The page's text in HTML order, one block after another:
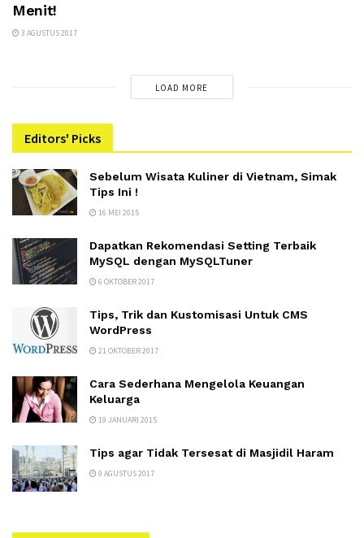
Menit!
3 AGUSTUS 2017
LOAD MORE
Editors' Picks
Sebelum Wisata Kuliner di Vietnam, Simak
Tips Ini !
16 MEI 2015
Dapatkan Rekomendasi Setting Terbaik
MySQL dengan MySQLTuner
6 OKTOBER 2017
Tips, Trik dan Kustomisasi Untuk CMS
WordPress
21 OKTOBER 2017
Cara Sederhana Mengelola Keuangan
Keluarga
19 JANUARI 2015
Tips agar Tidak Tersesat di Masjidil Haram
9 AGUSTUS 2017